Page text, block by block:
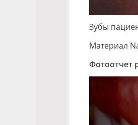
Зубы
Материал
Фотоотчет